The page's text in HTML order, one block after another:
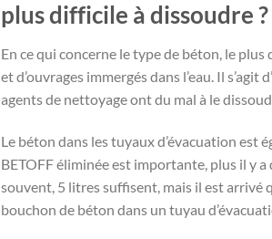
plus difficile à dissoudre ?
En ce qui concerne le type de béton, le
et d’ouvrages immergés dans l’eau. Il
agents de nettoyage ont du mal à le
Le béton dans les tuyaux d’évacuation est
BETOFF éliminée est importante, plus il y
souvent, 5 litres suffisent, mais il est arrivé
bouchon de béton dans un tuyau